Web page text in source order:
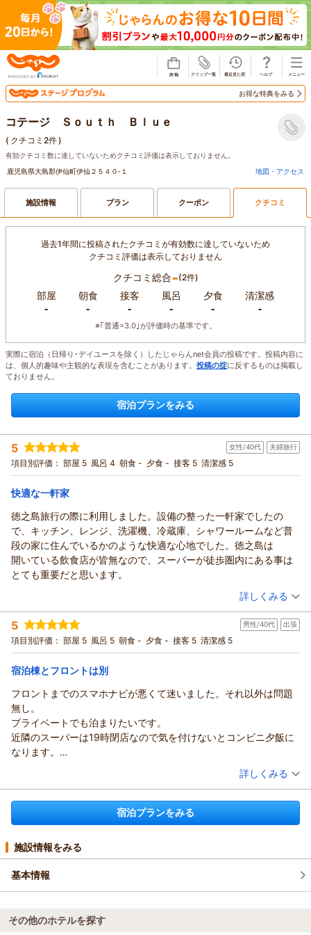
お得な特典をみる
コテージ Ｓｏｕｔｈ Ｂｌｕｅ
( クチコミ2件)
有効クチコミ数に達していないためクチコミ評価は表示しておりません。
鹿児島県大島郡伊仙町伊仙２５４０‐１
地図・アクセス
施設情報 プラン クーポン クチコミ
過去1年間に投稿されたクチコミが有効数に達していないため
クチコミ評価は表示しておりません
クチコミ総合-(2件)
部屋
-
朝食
-
接客
-
風呂
-
夕食
-
清潔感
-
※｢普通=3.0｣が評価時の基準です。
実際に宿泊（日帰り･デイユースを除く）したじゃらんnet会員の投稿です。投稿内容に
は、個人的趣味や主観的な表現を含むことがあります。 投稿の掟に反するものは掲載し
ておりません。
宿泊プランをみる
5 女性/40代 夫婦旅行
項目別評価： 部屋 5 風呂 4 朝食 - 夕食 - 接客 5 清潔感 5
快適な一軒家
徳之島旅行の際に利用しました。設備の整った一軒家でしたの
で、キッチン、レンジ、洗濯機、冷蔵庫、シャワールームなど普
段の家に住んでいるかのような快適な心地でした。徳之島は
開いている飲食店が皆無なので、スーパーが徒歩圏内にある事は
とても重要だと思います。
（投稿日：2026/05/04）
宿泊時期： 2026年05月宿泊 (夫婦旅行)
投稿者： あやこさん
宿泊プラン： 素泊まり 禁煙 一棟貸し ツイン 食事なし
宿泊価格帯： 8,001～9,000円(大人一人あたり/税込)
この度はSouthBlueのご利用ありがとうございました。
また、ご多忙の中、ご感想を頂きありがとうございます
またのお越しをお待ちしております。
（返信日：2026/05/06）
詳しくみる
5 男性/40代 出張
項目別評価： 部屋 5 風呂 5 朝食 - 夕食 - 接客 5 清潔感 5
宿泊棟とフロントは別
フロントまでのスマホナビが悪くて迷いました。それ以外は問題
無し。
プライベートでも泊まりたいです。
近隣のスーパーは19時閉店なので気を付けないとコンビニ夕飯に
なります。
ロフトはありますが冬でも暑いと思うので、実質、１階のベッド
（投稿日：2025/09/11）
宿泊時期： 2025年08月宿泊 (出張)
投稿者： ひでさん(男性/40代)
素泊まり 禁煙 一棟貸し ツイン
詳しくみる
宿泊プランをみる
施設情報をみる
基本情報
その他のホテルを探す